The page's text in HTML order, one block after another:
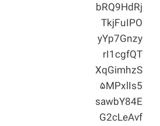
bRQ9HdRj
TkjFuIPO
yYp7Gnzy
rI1cgfQT
XqGimhzS
۵MPxlIs5
sawbY84E
G2cLeAvf